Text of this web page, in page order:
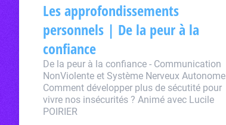
Les approfondissements
personnels | De la peur à la
confiance
De la peur à la confiance - Communication
NonViolente et Système Nerveux Autonome
Comment développer plus de sécutité pour
vivre nos insécurités ? Animé avec Lucile
POIRIER